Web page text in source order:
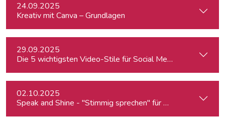
24.09.2025
Kreativ mit Canva – Grundlagen
29.09.2025
Die 5 wichtigsten Video-Stile für Social Media - Linz
02.10.2025
Speak and Shine - "Stimmig sprechen" für Podcast,